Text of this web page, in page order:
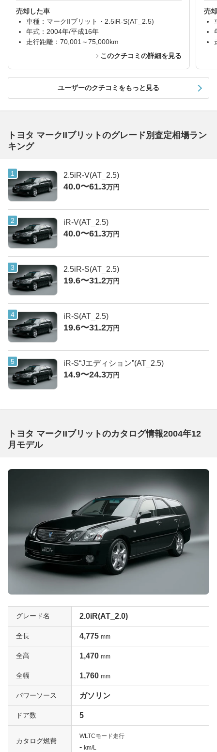
売却した車
車種：マークIIブリット・2.5iR-S(AT_2.5)
年式：2004年/平成16年
走行距離：70,001～75,000km
このクチコミの詳細を見る
売
ユーザーのクチコミをもっと見る
トヨタ マークIIブリットのグレード別査定相場ラン
キング
2.5iR-V(AT_2.5)
40.0〜61.3万円
iR-V(AT_2.5)
40.0〜61.3万円
2.5iR-S(AT_2.5)
19.6〜31.2万円
iR-S(AT_2.5)
19.6〜31.2万円
iR-S“Jエディション”(AT_2.5)
14.9〜24.3万円
トヨタ マークIIブリットのカタログ情報2004年12
月モデル
グレード名 2.0iR(AT_2.0)
全長 4,775 mm
全高 1,470 mm
全幅 1,760 mm
パワーソース ガソリン
ドア数 5
カタログ燃費
WLTCモード走行
- km/L